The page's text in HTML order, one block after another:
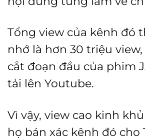
Tổng view của kênh đó
nhớ là hơn 30 triệu
cắt đoạn đầu của phim
tải lên Youtube.
Vì vậy, view cao kinh
họ bán xác kênh đó cho